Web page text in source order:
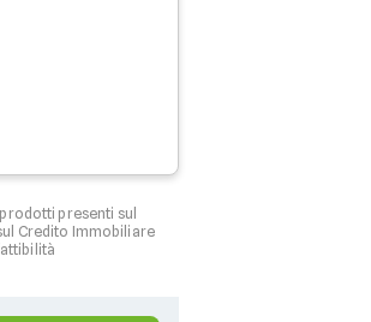
prodotti presenti sul
Credito Immobiliare